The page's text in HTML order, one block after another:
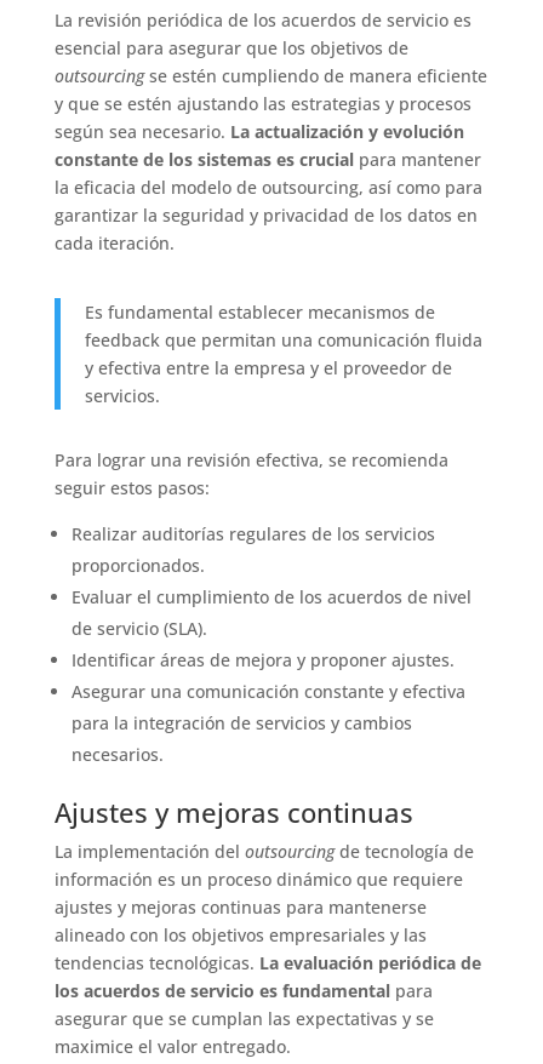
La revisión periódica de los acuerdos de servicio es
esencial para asegurar que los objetivos de
outsourcingse estén cumpliendo de manera eficiente
y que se estén ajustando las estrategias y procesos
según sea necesario. La actualización y evolución
constante de los sistemas es crucialpara mantener
la eficacia del modelo de outsourcing, así como para
garantizar la seguridad y privacidad de los datos en
cada iteración.
Es fundamental establecer mecanismos de
feedback que permitan una comunicación fluida
y efectiva entre la empresa y el proveedor de
servicios.
Para lograr una revisión efectiva, se recomienda
seguir estos pasos:
Realizar auditorías regulares de los servicios
proporcionados.
Evaluar el cumplimiento de los acuerdos de nivel
de servicio (SLA).
Identificar áreas de mejora y proponer ajustes.
Asegurar una comunicación constante y efectiva
para la integración de servicios y cambios
necesarios.
Ajustes y mejoras continuas
La implementación del outsourcingde tecnología de
información es un proceso dinámico que requiere
ajustes y mejoras continuas para mantenerse
alineado con los objetivos empresariales y las
tendencias tecnológicas. La evaluación periódica de
los acuerdos de servicio es fundamentalpara
asegurar que se cumplan las expectativas y se
maximice el valor entregado.